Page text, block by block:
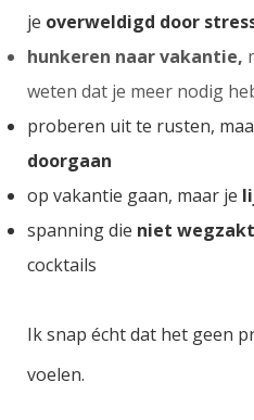
je overweldigd door
hunkeren naar vakantie,
weten dat je meer nodig
proberen uit te rusten,
doorgaan
op vakantie gaan, maar je
spanning die niet wegzakt
cocktails
Ik snap écht dat het geen
voelen.